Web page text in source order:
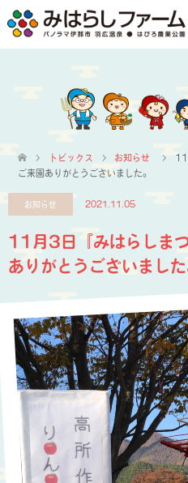
トピックス お知らせ
11
ご来園ありがとうございました。
お知らせ 2021.11.05
11月3日『みはらしま
ありがとうございました